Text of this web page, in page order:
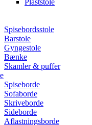
Plaststole
Spisebordsstole
Barstole
Gyngestole
Bænke
Skamler & puffer
Spiseborde
Sofaborde
Skriveborde
Sideborde
Aflastningsborde